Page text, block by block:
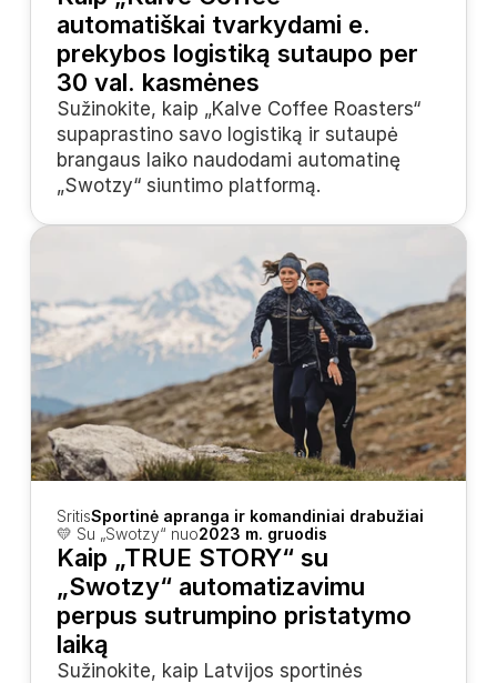
automatiškai tvarkydami e.
prekybos logistiką sutaupo per
30 val. kasmėnes
Sužinokite, kaip „Kalve Coffee Roasters“
supaprastino savo logistiką ir sutaupė
brangaus laiko naudodami automatinę
„Swotzy“ siuntimo platformą.
SritisSportinė apranga ir komandiniai drabužiai
💛 Su „Swotzy“ nuo2023 m. gruodis
Kaip „TRUE STORY“ su
„Swotzy“ automatizavimu
perpus sutrumpino pristatymo
laiką
Sužinokite, kaip Latvijos sportinės